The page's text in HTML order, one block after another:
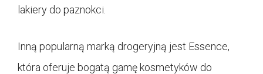
lakiery do paznokci.
Inną popularną marką drogeryjną jest Essence,
która oferuje bogatą gamę kosmetyków do